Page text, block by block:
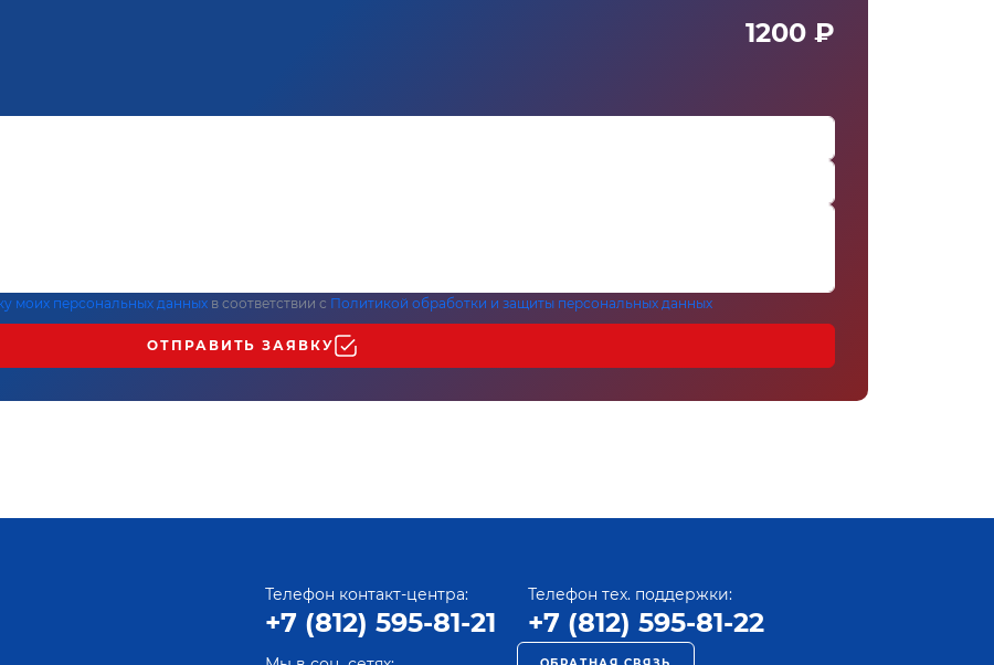
1200 ₽
моих персональных данных в соответствии с Политикой обработки и защиты персональных данных
ОТПРАВИТЬ ЗАЯВКУ
Телефон контакт-центра:
+7 (812) 595-81-21
Телефон тех. поддержки:
+7 (812) 595-81-22